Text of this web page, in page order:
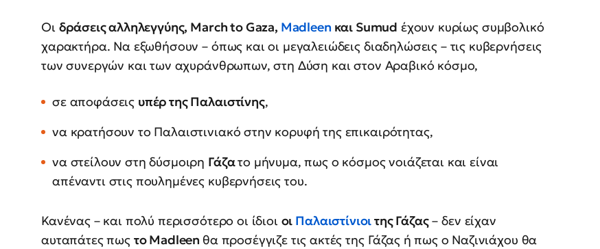
Οι δράσεις αλληλεγγύης, March to Gaza, Madleen και Sumud έχουν κυρίως συμβολικό
χαρακτήρα. Να εξωθήσουν – όπως και οι μεγαλειώδεις διαδηλώσεις – τις κυβερνήσεις
των συνεργών και των αχυράνθρωπων, στη Δύση και στον Αραβικό κόσμο,
σε αποφάσεις υπέρ της Παλαιστίνης,
να κρατήσουν το Παλαιστινιακό στην κορυφή της επικαιρότητας,
να στείλουν στη δύσμοιρη Γάζατο μήνυμα, πως ο κόσμος νοιάζεται και είναι
απέναντι στις πουλημένες κυβερνήσεις του.
Κανένας – και πολύ περισσότερο οι ίδιοι οι Παλαιστίνιοιτης Γάζας– δεν είχαν
αυταπάτες πως το Madleen θα προσέγγιζε τις ακτές της Γάζας ή πως ο Ναζινιάχου θα